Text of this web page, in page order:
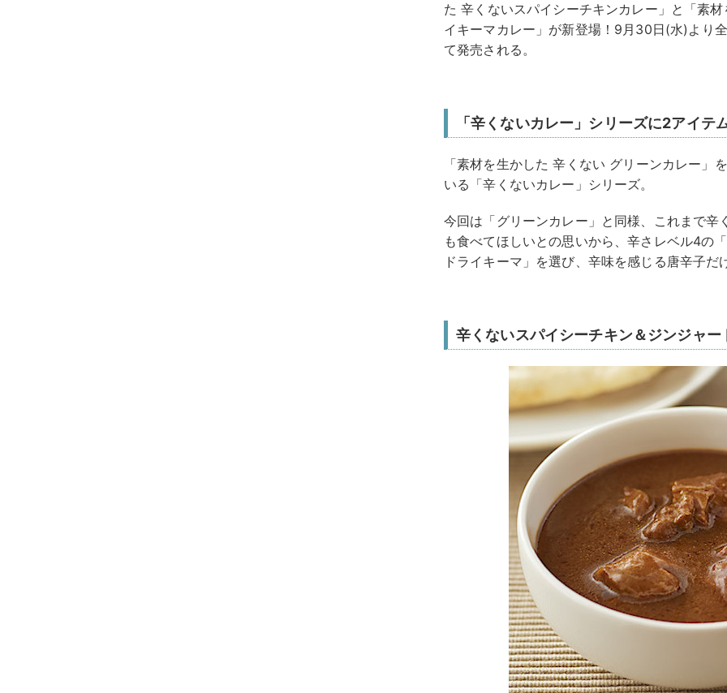
た 辛くないスパイシーチキンカレー」と「素
イキーマカレー」が新登場！9月30日(水)より
て発売される。
「辛くないカレー」シリーズに2アイテ
「素材を生かした 辛くない グリーンカレー」
いる「辛くないカレー」シリーズ。
今回は「グリーンカレー」と同様、これまで辛
も食べてほしいとの思いから、辛さレベル4の
ドライキーマ」を選び、辛味を感じる唐辛子
辛くないスパイシーチキン＆ジンジャー